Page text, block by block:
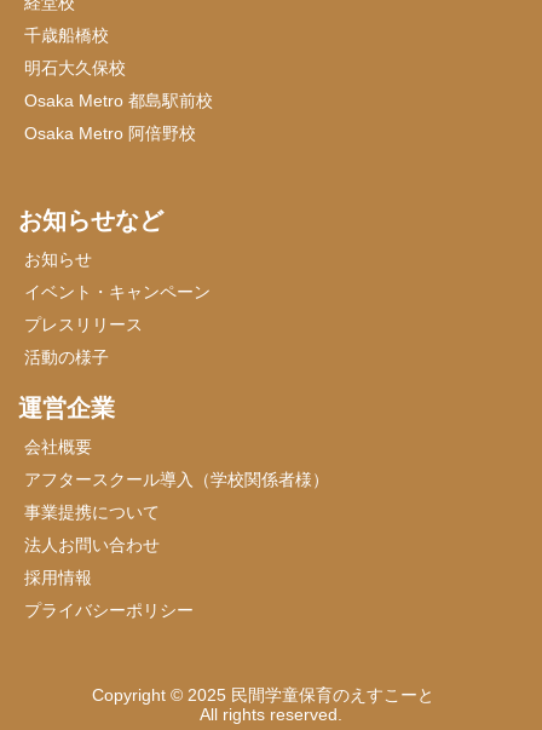
千歳船橋校
明石大久保校
Osaka Metro 都島駅前校
Osaka Metro 阿倍野校
お知らせなど
お知らせ
イベント・キャンペーン
プレスリリース
活動の様子
運営企業
会社概要
アフタースクール導入（学校関係者様）
事業提携について
法人お問い合わせ
採用情報
プライバシーポリシー
Copyright © 2025 民間学童保育のえすこーと
All rights reserved.